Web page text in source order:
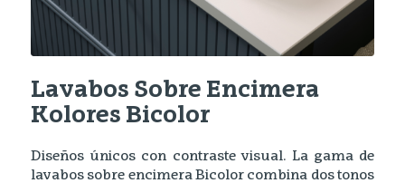
Lavabos Sobre Encimera
Kolores Bicolor
Diseños únicos con contraste visual. La gama de
lavabos sobre encimera Bicolor combina dos tonos